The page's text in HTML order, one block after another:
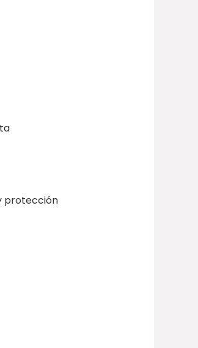
protección